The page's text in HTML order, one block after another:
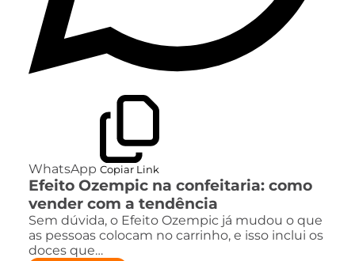
WhatsApp Copiar Link
Efeito Ozempic na confeitaria: como
vender com a tendência
Sem dúvida, o Efeito Ozempic já mudou o que
as pessoas colocam no carrinho, e isso inclui os
doces que…